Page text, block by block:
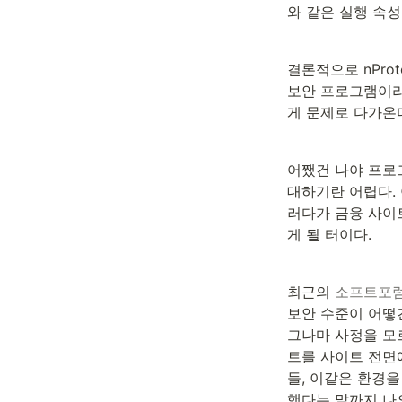
와 같은 실행 속
결론적으로
보안 프로그램이
게 문제로 다가온
어쨌건 나야 프
대하기란 어렵다.
러다가 금융 사
게 될 터이다.
최근의 소프트포
보안 수준이 어
그나마 사정을 모
트를 사이트 전
들, 이같은 환경